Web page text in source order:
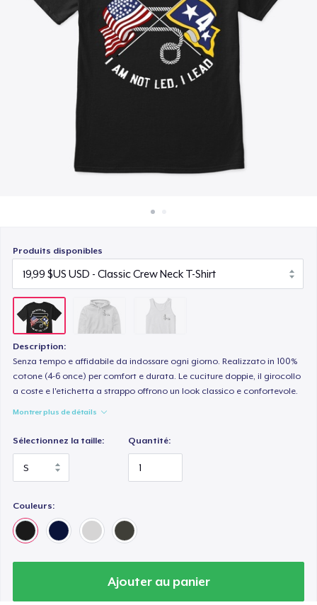
Vendez partout
Vendre n'importe quoi
Produits disponibles
Description:
Senza tempo e affidabile da indossare ogni giorno. Realizzato in 100%
cotone (4-6 once) per comfort e durata. Le cuciture doppie, il girocollo
a coste e l'etichetta a strappo offrono un look classico e confortevole.
Montrer plus de détails
Sélectionnez la taille: Quantité:
Couleurs:
Ajouter au panier
19,99 $US